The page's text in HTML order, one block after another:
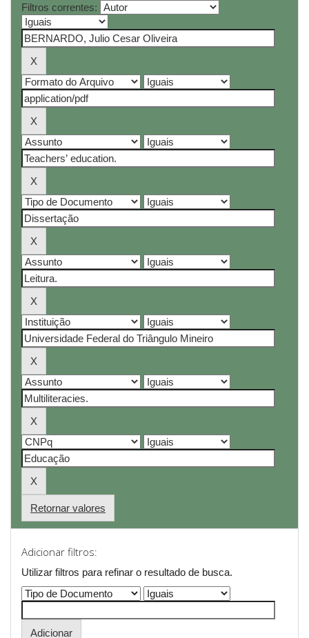
Filtros correntes:
Retornar valores
Adicionar filtros:
Utilizar filtros para refinar o resultado de busca.